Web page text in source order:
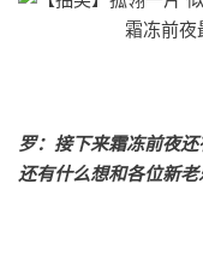
罗：接下来霜冻前夜还
还有什么想和各位新老